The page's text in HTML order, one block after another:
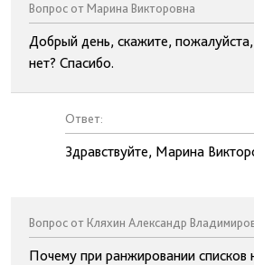
Вопрос от Марина Викторовна
Добрый день, скажите,
нет? Спасибо.
Ответ:
Здравствуйте, Марина
Вопрос от Кляхин Александр
Почему при ранжировании